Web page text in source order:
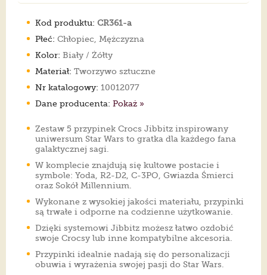
Kod produktu: CR361-a
Płeć: Chłopiec, Mężczyzna
Kolor: Biały / Żółty
Materiał: Tworzywo sztuczne
Nr katalogowy: 10012077
Dane producenta: Pokaż »
Zestaw 5 przypinek Crocs Jibbitz inspirowany
uniwersum Star Wars to gratka dla każdego fana
galaktycznej sagi.
W komplecie znajdują się kultowe postacie i
symbole: Yoda, R2-D2, C-3PO, Gwiazda Śmierci
oraz Sokół Millennium.
Wykonane z wysokiej jakości materiału, przypinki
są trwałe i odporne na codzienne użytkowanie.
Dzięki systemowi Jibbitz możesz łatwo ozdobić
swoje Crocsy lub inne kompatybilne akcesoria.
Przypinki idealnie nadają się do personalizacji
obuwia i wyrażenia swojej pasji do Star Wars.